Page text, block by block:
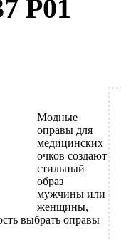
P01
Модные
оправы для
медицинских
очков создают
стильный
образ
мужчины или
женщины,
выбрать оправы